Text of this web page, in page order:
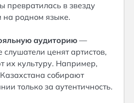
превратилась в звезду
на родном языке.
аудиторию —
ценят артистов,
их культуру. Например,
собирают
только за аутентичность.